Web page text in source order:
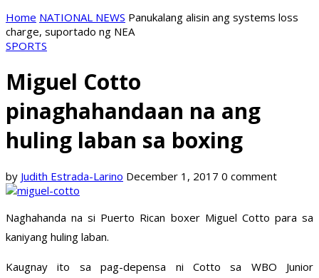
Home NATIONAL NEWS Panukalang alisin ang systems loss
charge, suportado ng NEA
SPORTS
Miguel Cotto
pinaghahandaan na ang
huling laban sa boxing
by Judith Estrada-Larino December 1, 2017 0 comment
Naghahanda na si Puerto Rican boxer Miguel Cotto para sa
kaniyang huling laban.
Kaugnay ito sa pag-depensa ni Cotto sa WBO Junior